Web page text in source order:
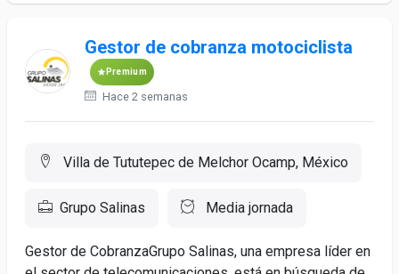
Gestor de cobranza motociclista
Premium
Hace 2 semanas
Villa de Tututepec de Melchor Ocamp, México
Grupo Salinas Media jornada
Gestor de CobranzaGrupo Salinas, una empresa líder en